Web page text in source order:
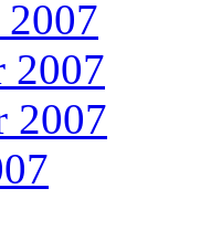
2007
2007
2007